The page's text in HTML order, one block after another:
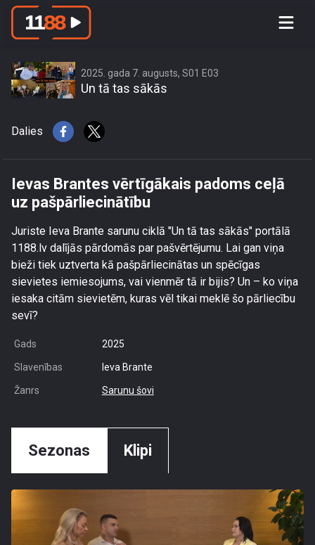
Ievas Brantes vērtīgākais padoms
2025. gada 7. augusts, S01 E03
Un tā tas sākās
Dalies
Ievas Brantes vērtīgākais padoms ceļā
uz pašpārliecinātību
Juriste Ieva Brante sarunu ciklā "Un tā tas sākās" portālā
1188.lv dalījās pārdomās par pašvērtējumu. Lai gan viņa
bieži tiek uztverta kā pašpārliecinātas un spēcīgas
sievietes iemiesojums, vai vienmēr tā ir bijis? Un – ko viņa
iesaka citām sievietēm, kuras vēl tikai meklē šo pārliecību
sevī?
Gads 2025
Slavenības Ieva Brante
Žanrs Sarunu šovi
Sezonas Klipi